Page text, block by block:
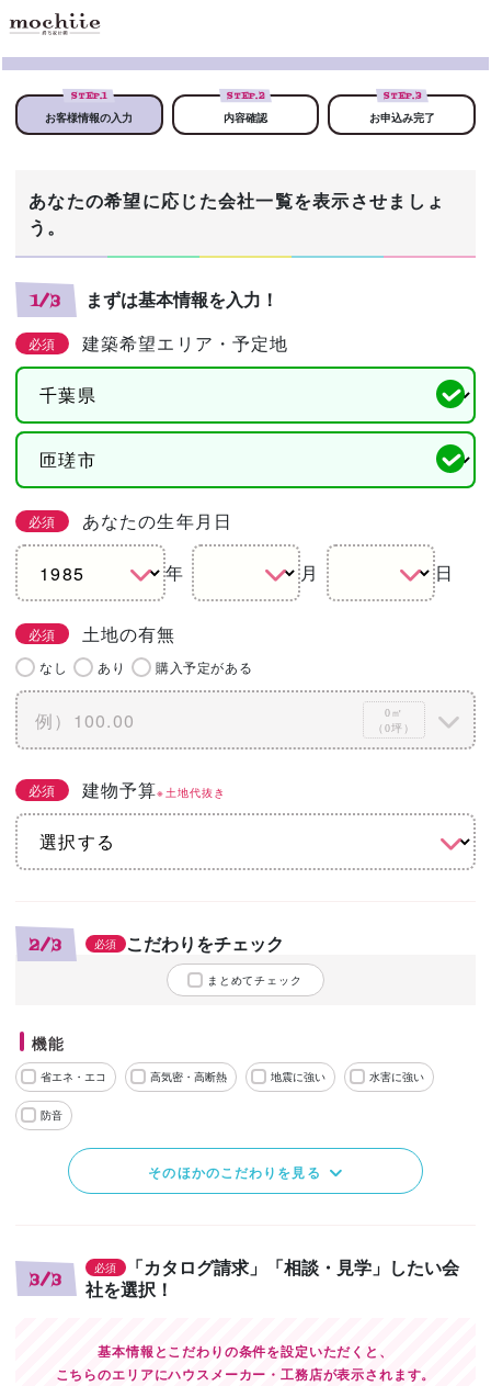
STEP.1
お客様情報の入力
STEP.2
内容確認
STEP.3
お申込み完了
あなたの希望に応じた会社一覧を表示させましょ
う。
1/3 まずは基本情報を入力！
必須 建築希望エリア・予定地
必須 あなたの生年月日
年 月 日
必須 土地の有無
なし あり 購入予定がある
0㎡
（0坪）
必須 建物予算※土地代抜き
2/3 必須 こだわりをチェック
まとめてチェック
機能
省エネ・エコ 高気密・高断熱 地震に強い 水害に強い
防音
そのほかのこだわりを見る
3/3
必須
「カタログ請求」「相談・見学」したい会
社を選択！
基本情報とこだわりの条件を設定いただくと、
こちらのエリアにハウスメーカー・工務店が表示されます。